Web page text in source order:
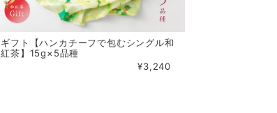
ギフト【ハンカチーフで包むシングル和
紅茶】15g×5品種
¥3,240